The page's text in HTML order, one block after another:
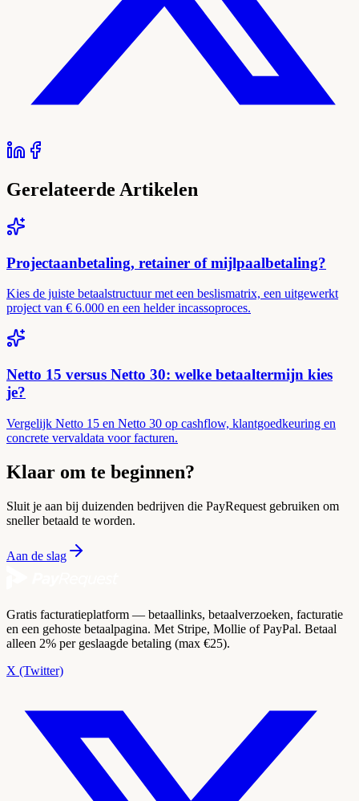
Gerelateerde Artikelen
Projectaanbetaling, retainer of mijlpaalbetaling?
Kies de juiste betaalstructuur met een beslismatrix, een uitgewerkt
project van € 6.000 en een helder incassoproces.
Netto 15 versus Netto 30: welke betaaltermijn kies
je?
Vergelijk Netto 15 en Netto 30 op cashflow, klantgoedkeuring en
concrete vervaldata voor facturen.
Klaar om te beginnen?
Sluit je aan bij duizenden bedrijven die PayRequest gebruiken om
sneller betaald te worden.
Aan de slag
Gratis facturatieplatform — betaallinks, betaalverzoeken, facturatie
en een gehoste betaalpagina. Met Stripe, Mollie of PayPal. Betaal
alleen 2% per geslaagde betaling (max €25).
X (Twitter)